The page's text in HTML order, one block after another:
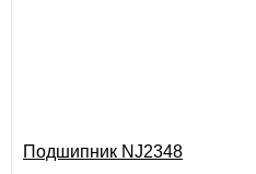
Подшипник NJ2348